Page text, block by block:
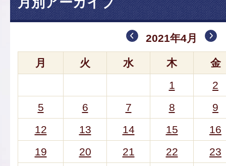
2021年4月
月 火 水 木
金
1
2
5
6 7 8
9
12
13 14 15
16
19
20 21 22
23